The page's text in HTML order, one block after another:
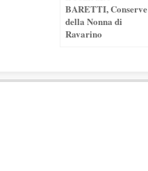
BARETTI, Conserve
della Nonna di
Ravarino